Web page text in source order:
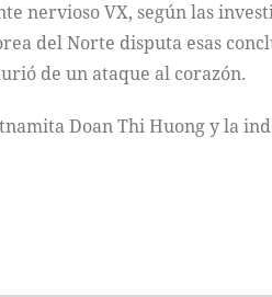
nervioso VX, según las
del Norte disputa esas
de un ataque al corazón.
Doan Thi Huong y la